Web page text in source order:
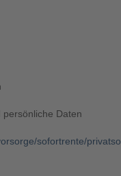
Daten
sofortrente/